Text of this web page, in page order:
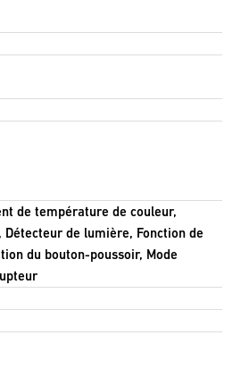
de température de couleur,
de lumière, Fonction de
du bouton-poussoir, Mode